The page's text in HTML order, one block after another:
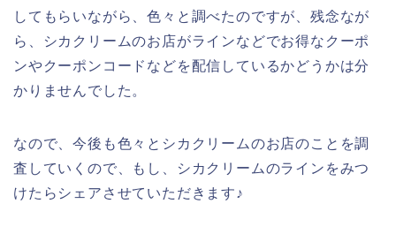
してもらいながら、色々と調べたのですが、残念なが
ら、シカクリームのお店がラインなどでお得なクーポ
ンやクーポンコードなどを配信しているかどうかは分
かりませんでした。
なので、今後も色々とシカクリームのお店のことを調
査していくので、もし、シカクリームのラインをみつ
けたらシェアさせていただきます♪